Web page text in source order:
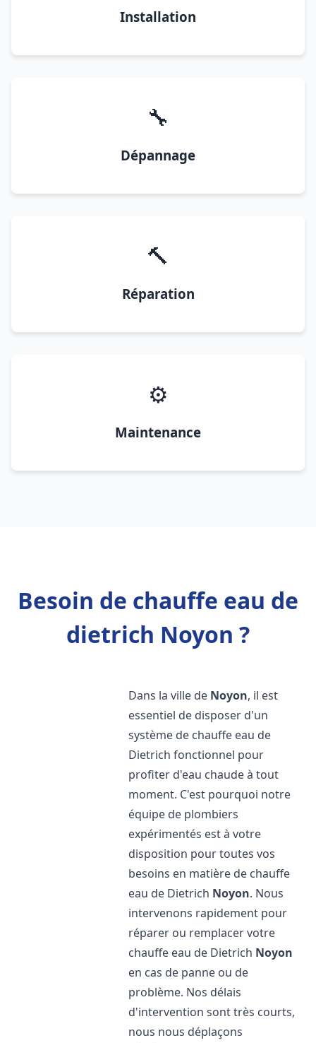
Installation
🔧
Dépannage
🔨
Réparation
⚙️
Maintenance
Besoin de chauffe eau de
dietrich Noyon ?
Dans la ville de Noyon, il est
essentiel de disposer d'un
système de chauffe eau de
Dietrich fonctionnel pour
profiter d'eau chaude à tout
moment. C'est pourquoi notre
équipe de plombiers
expérimentés est à votre
disposition pour toutes vos
besoins en matière de chauffe
eau de Dietrich Noyon. Nous
intervenons rapidement pour
réparer ou remplacer votre
chauffe eau de Dietrich Noyon
en cas de panne ou de
problème. Nos délais
d'intervention sont très courts,
nous nous déplaçons